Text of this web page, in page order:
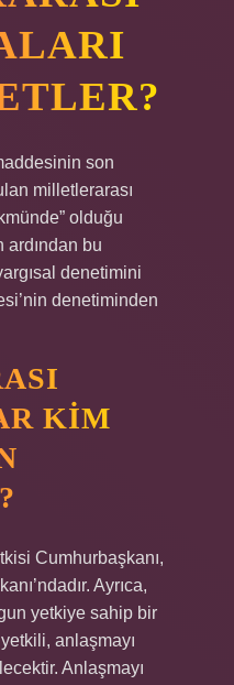
son
milletlerarası
olduğu
ardından bu
denetimini
denetiminden
KIM
Cumhurbaşkanı,
Ayrıca,
yetkiye sahip bir
anlaşmayı
Anlaşmayı